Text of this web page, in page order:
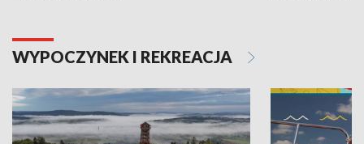
WYPOCZYNEK I REKREACJA